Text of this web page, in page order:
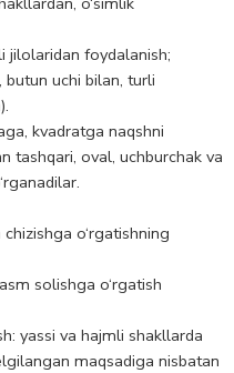
jilolaridan foydalanish;
butun uchi bilan, turli
kvadratga naqshni
tashqari, oval, uchburchak va
o‘rgatishning
solishga o‘rgatish
yassi va hajmli shakllarda
maqsadiga nisbatan